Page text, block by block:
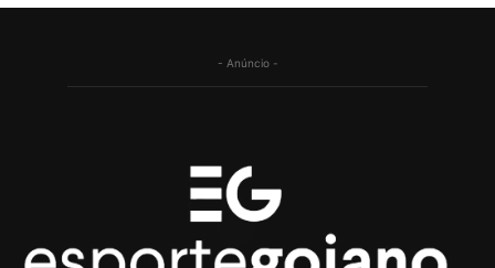
- Anúncio -